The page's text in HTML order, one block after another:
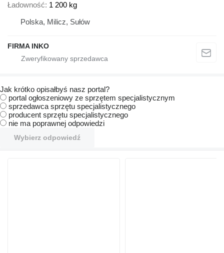
Ładowność 1 200 kg
Polska, Milicz, Sułów
FIRMA INKO
Jak krótko opisałbyś nasz portal?
portal ogłoszeniowy ze sprzętem specjalistycznym
sprzedawca sprzętu specjalistycznego
producent sprzętu specjalistycznego
nie ma poprawnej odpowiedzi
Wybierz odpowiedź